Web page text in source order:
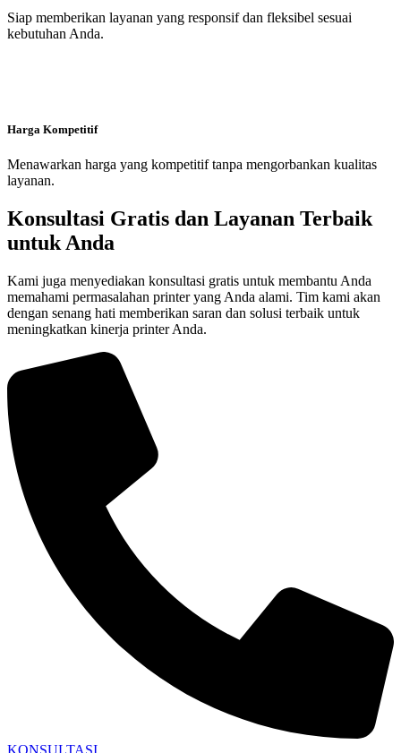
Siap memberikan layanan yang responsif dan fleksibel sesuai
kebutuhan Anda.
Harga Kompetitif
Menawarkan harga yang kompetitif tanpa mengorbankan kualitas
layanan.
Konsultasi Gratis dan Layanan Terbaik
untuk Anda
Kami juga menyediakan konsultasi gratis untuk membantu Anda
memahami permasalahan printer yang Anda alami. Tim kami akan
dengan senang hati memberikan saran dan solusi terbaik untuk
meningkatkan kinerja printer Anda.
KONSULTASI